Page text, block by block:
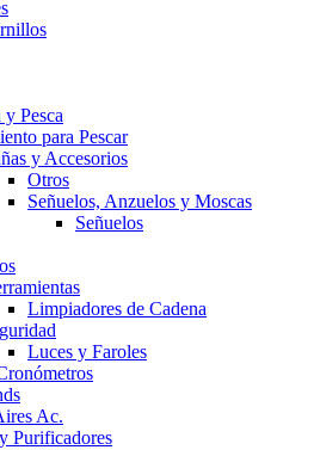
Pesca
para Pescar
y Accesorios
Otros
Señuelos, Anzuelos y Moscas
Señuelos
Limpiadores de Cadena
Luces y Faroles
Ac.
Purificadores